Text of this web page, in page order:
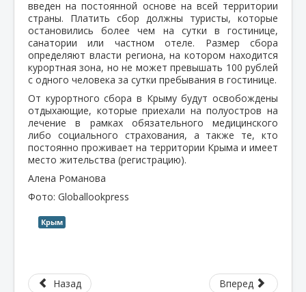
введен на постоянной основе на всей территории
страны. Платить сбор должны туристы, которые
остановились более чем на сутки в гостинице,
санатории или частном отеле. Размер сбора
определяют власти региона, на котором находится
курортная зона, но не может превышать 100 рублей
с одного человека за сутки пребывания в гостинице.
От курортного сбора в Крыму будут освобождены
отдыхающие, которые приехали на полуостров на
лечение в рамках обязательного медицинского
либо социального страхования, а также те, кто
постоянно проживает на территории Крыма и имеет
место жительства (регистрацию).
Алена Романова
Фото: Globallookpress
Крым
Назад Вперед